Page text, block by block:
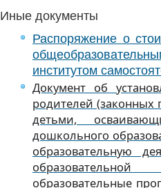
Иные документы
Распоряжение о
институтом
Документ об
родителей (законных
детьми,
дошкольного
образовательную
образовательные